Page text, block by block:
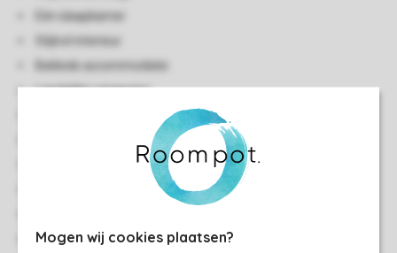
Mogen wij cookies plaatsen?
Eén slaapkamer
Stijlvol interieur
Beklede accommodatie
Landelijke omgeving
Centrale verwarming
Enkele traptreden naar accommodatie
Huisdieren toegestaan